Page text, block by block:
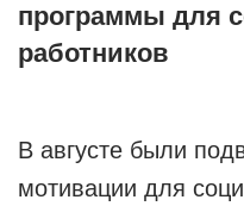
программы для
работников
В августе были
мотивации для